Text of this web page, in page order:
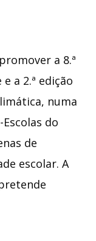
a 8.ª
a 2.ª edição
numa
do
de
escolar. A